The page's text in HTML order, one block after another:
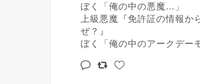
ぼく「俺の中の悪魔…」
上級悪魔『免許証の情報か
ぜ？』
ぼく「俺の中のアークデー